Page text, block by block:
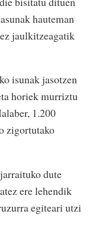
hauteman
jaulkitzeagatik
isunak jasotzen
horiek murriztu
1.200
zigortutako
dute
ere lehendik
egiteari utzi